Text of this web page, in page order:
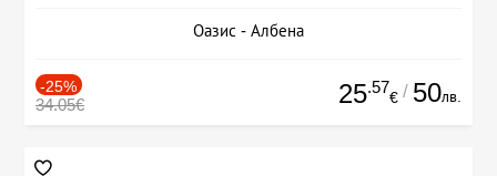
Оазис - Албена
-25%
34.05€ 25.57
€ / 50лв.